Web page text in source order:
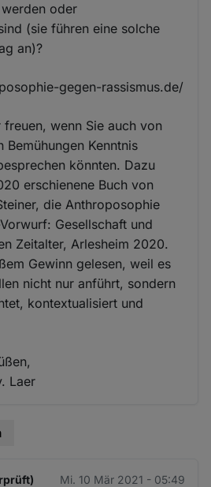
oder
(sie führen eine solche
an)?
gegen-rassismus.de/
wenn Sie auch von
Bemühungen Kenntnis
könnten. Dazu
erschienene Buch von
die Anthroposophie
Gesellschaft und
Zeitalter, Arlesheim 2020.
Gewinn gelesen, weil es
nicht nur anführt, sondern
kontextualisiert und
Laer
Mi. 10 Mär 2021 - 05:49